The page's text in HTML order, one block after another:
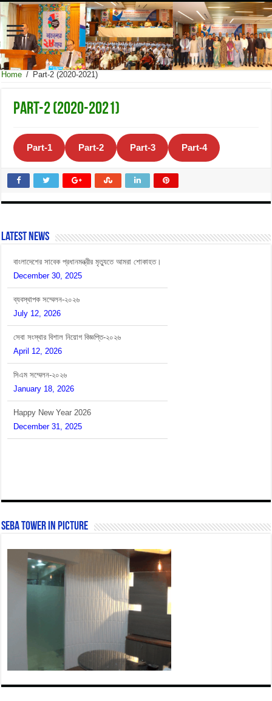
Home / Part-2 (2020-2021)
Part-2 (2020-2021)
Part-1 Part-2 Part-3 Part-4
Latest News
বাংলাদেশের সাবেক প্রধানমন্ত্রীর মৃত্যুতে আমরা শোকাহত।
December 30, 2025
ব্যবস্থাপক সম্মেলন-২০২৬
July 12, 2026
সেবা সংস্থার বিশাল নিয়োগ বিজ্ঞপ্তি-২০২৬
April 12, 2026
সিএম সম্মেলন-২০২৬
January 18, 2026
Happy New Year 2026
December 31, 2025
SEBA Tower In Picture